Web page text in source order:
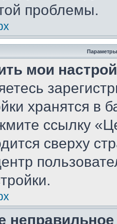
проблемы.
Параметры
мои
хранятся в
ссылку
сверху